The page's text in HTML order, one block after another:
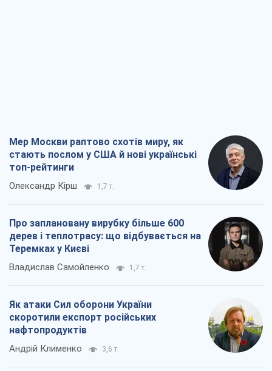
Мер Москви раптово схотів миру, як
стають послом у США й нові українські
топ-рейтинги
Олександр Кірш 1,7 т.
Про заплановану вирубку більше 600
дерев і теплотрасу: що відбувається на
Теремках у Києві
Владислав Самойленко 1,7 т.
Як атаки Сил оборони України
скоротили експорт російських
нафтопродуктів
Андрій Клименко 3,6 т.